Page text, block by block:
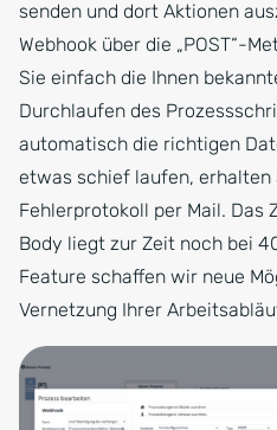
senden und dort Aktionen
Webhook über die „POST“-
Sie einfach die Ihnen
Durchlaufen des
automatisch die richtigen
etwas schief laufen, erhalten
Fehlerprotokoll per Mail. Das
Body liegt zur Zeit noch bei
Feature schaffen wir neue
Vernetzung Ihrer